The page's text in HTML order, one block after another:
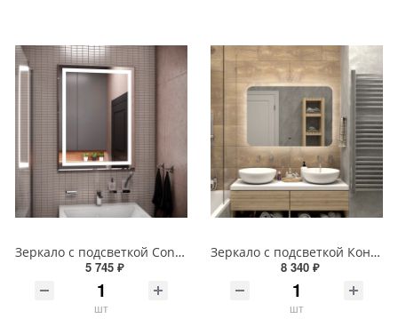
Зеркало с подсветкой Continent Пронто Люкс 60 х 80 см ЗЛП154
5 745 ₽
шт
Зеркало с подсветкой Континент Burzhe Led 100х70 с бесконтактным сенсором ЗЛП398
8 340 ₽
шт